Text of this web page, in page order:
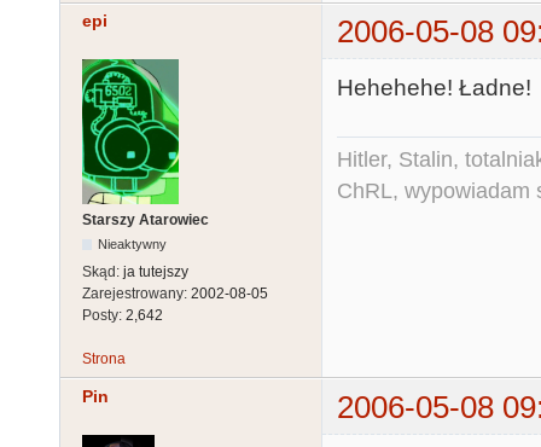
epi 2006-05-08
Starszy Atarowiec
Nieaktywny
Skąd: ja tutejszy
Zarejestrowany: 2002-08-05
Posty: 2,642
Hehehehe! Ładne!
Hitler, Stalin,
ChRL, wypowiadam
Strona
Pin 2006-05-08